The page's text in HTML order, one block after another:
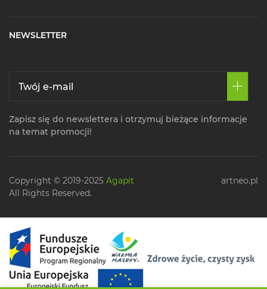
NEWSLETTER
Zapisz się do newslettera i otrzymuj bieżące informacje
na temat promocji!
Copyright © 2019-2025 Agapit
All Rights Reserved.
artneo.pl